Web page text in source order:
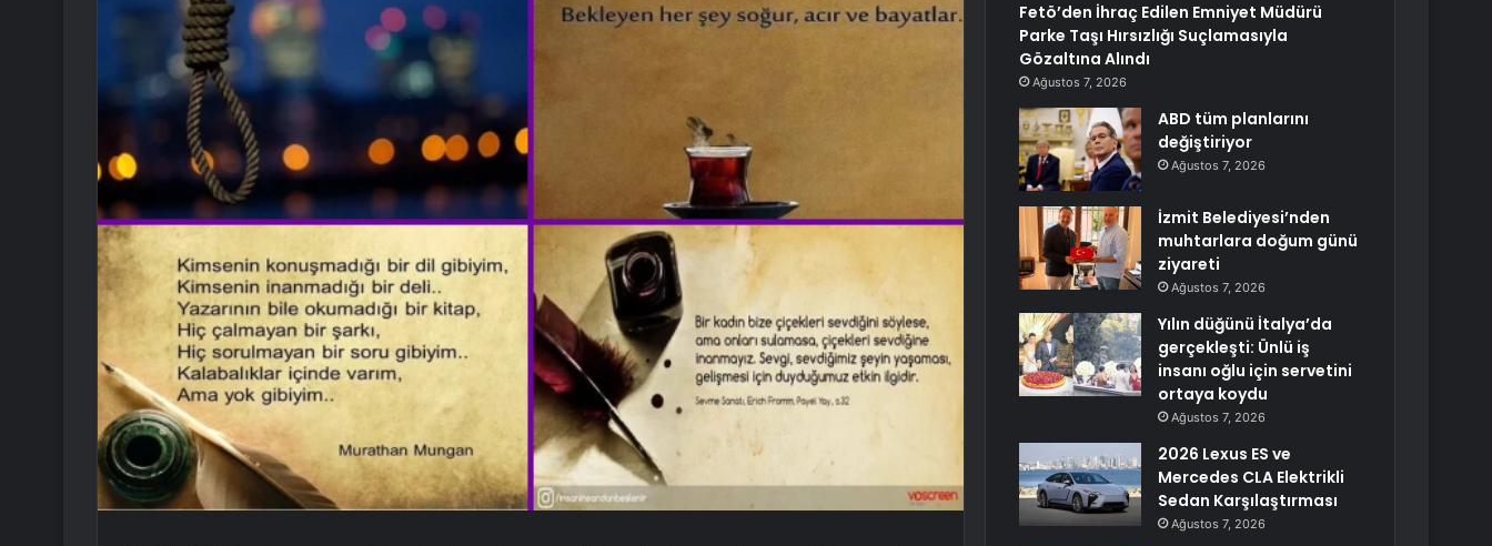
Fetö’den İhraç Edilen Emniyet Müdürü
Parke Taşı Hırsızlığı Suçlamasıyla
Gözaltına Alındı
Ağustos 7, 2026
ABD tüm planlarını
değiştiriyor
Ağustos 7, 2026
İzmit Belediyesi’nden
muhtarlara doğum günü
ziyareti
Ağustos 7, 2026
Yılın düğünü İtalya’da
gerçekleşti: Ünlü iş
insanı oğlu için servetini
ortaya koydu
Ağustos 7, 2026
2026 Lexus ES ve
Mercedes CLA Elektrikli
Sedan Karşılaştırması
Ağustos 7, 2026